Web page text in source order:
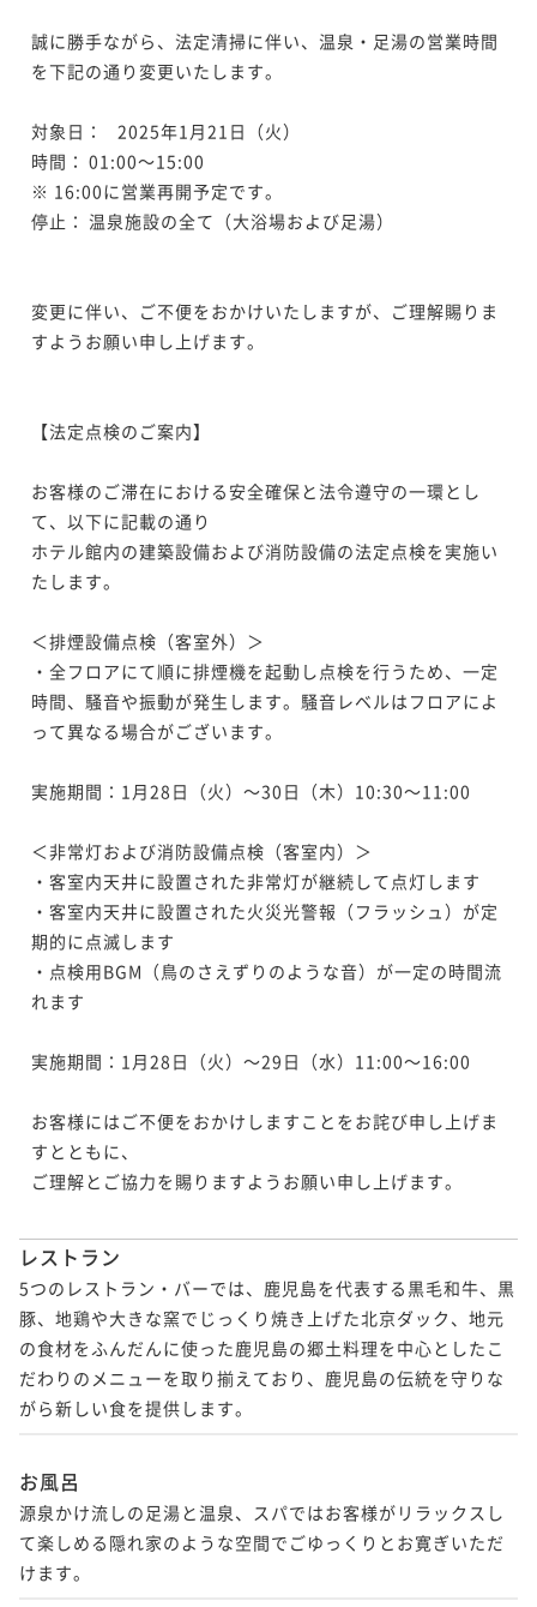
誠に勝手ながら、法定清掃に伴い、温泉・足湯の営業時間
を下記の通り変更いたします。
対象日：	2025年1月21日（火）
時間：	01:00～15:00
※ 16:00に営業再開予定です。
停止：	温泉施設の全て（大浴場および足湯）
変更に伴い、ご不便をおかけいたしますが、ご理解賜りま
すようお願い申し上げます。
【法定点検のご案内】
お客様のご滞在における安全確保と法令遵守の一環とし
て、以下に記載の通り
ホテル館内の建築設備および消防設備の法定点検を実施い
たします。
＜排煙設備点検（客室外）＞
・全フロアにて順に排煙機を起動し点検を行うため、一定
時間、騒音や振動が発生します。騒音レベルはフロアによ
って異なる場合がございます。
実施期間：1月28日（火）～30日（木）10:30～11:00
＜非常灯および消防設備点検（客室内）＞
・客室内天井に設置された非常灯が継続して点灯します
・客室内天井に設置された火災光警報（フラッシュ）が定
期的に点滅します
・点検用BGM（鳥のさえずりのような音）が一定の時間流
れます
実施期間：1月28日（火）～29日（水）11:00～16:00
お客様にはご不便をおかけしますことをお詫び申し上げま
すとともに、
ご理解とご協力を賜りますようお願い申し上げます。
レストラン
5つのレストラン・バーでは、鹿児島を代表する黒毛和牛、黒
豚、地鶏や大きな窯でじっくり焼き上げた北京ダック、地元
の食材をふんだんに使った鹿児島の郷土料理を中心としたこ
だわりのメニューを取り揃えており、鹿児島の伝統を守りな
がら新しい食を提供します。
お風呂
源泉かけ流しの足湯と温泉、スパではお客様がリラックスし
て楽しめる隠れ家のような空間でごゆっくりとお寛ぎいただ
けます。